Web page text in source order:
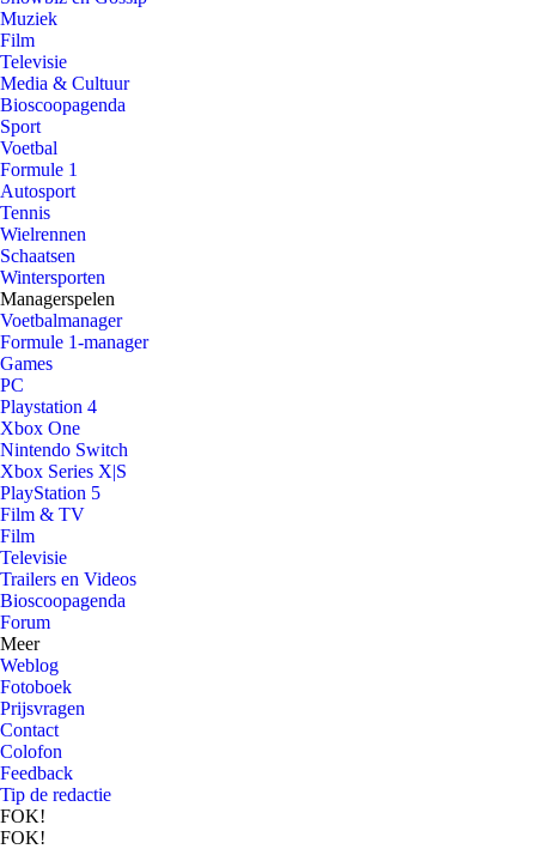
Muziek
Film
Televisie
Media & Cultuur
Bioscoopagenda
Sport
Voetbal
Formule 1
Autosport
Tennis
Wielrennen
Schaatsen
Wintersporten
Managerspelen
Voetbalmanager
Formule 1-manager
Games
PC
Playstation 4
Xbox One
Nintendo Switch
Xbox Series X|S
PlayStation 5
Film & TV
Film
Televisie
Trailers en Videos
Bioscoopagenda
Forum
Meer
Weblog
Fotoboek
Prijsvragen
Contact
Colofon
Feedback
Tip de redactie
FOK!
FOK!